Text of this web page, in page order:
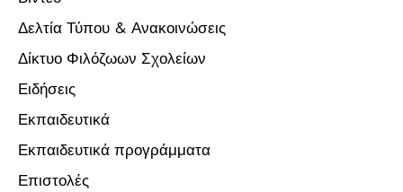
Δελτία Τύπου & Ανακοινώσεις
Δίκτυο Φιλόζωων Σχολείων
Ειδήσεις
Εκπαιδευτικά
Εκπαιδευτικά προγράμματα
Επιστολές